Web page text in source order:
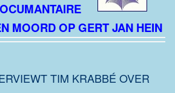
MOORD OP GERT JAN HEIN
TIM KRABBÉ OVER